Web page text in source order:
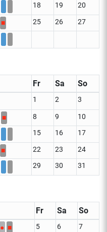
18 19 20
■ 25 26
27
Fr Sa So
1 2 3
■ 8 9
10
15 16 17
■ 22 23
24
29 30 31
Fr Sa So
● ■ 5 6
7